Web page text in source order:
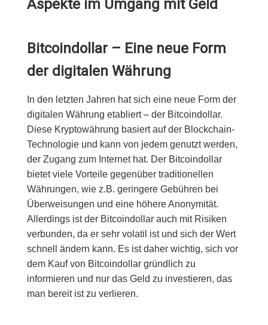
Aspekte im Umgang mit Geld
Bitcoindollar – Eine neue Form
der digitalen Währung
In den letzten Jahren hat sich eine neue Form der
digitalen Währung etabliert – der Bitcoindollar.
Diese Kryptowährung basiert auf der Blockchain-
Technologie und kann von jedem genutzt werden,
der Zugang zum Internet hat. Der Bitcoindollar
bietet viele Vorteile gegenüber traditionellen
Währungen, wie z.B. geringere Gebühren bei
Überweisungen und eine höhere Anonymität.
Allerdings ist der Bitcoindollar auch mit Risiken
verbunden, da er sehr volatil ist und sich der Wert
schnell ändern kann. Es ist daher wichtig, sich vor
dem Kauf von Bitcoindollar gründlich zu
informieren und nur das Geld zu investieren, das
man bereit ist zu verlieren.